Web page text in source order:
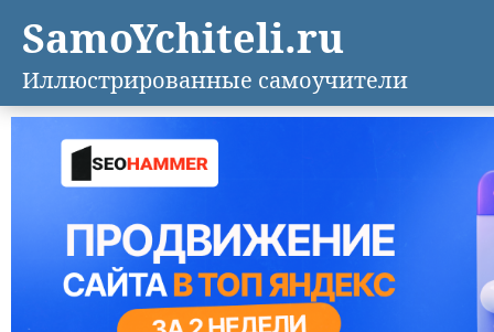
SamoYchiteli.ru
Иллюстрированные самоучители